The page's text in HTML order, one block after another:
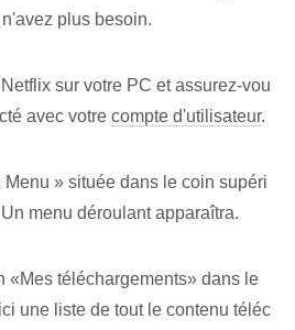
plus besoin.
sur votre ⁤PC et assurez-vou
avec votre compte d'utilisateur.
» située dans le coin supéri
menu déroulant apparaîtra.
«Mes téléchargements» dans le
une liste de tout le contenu téléc